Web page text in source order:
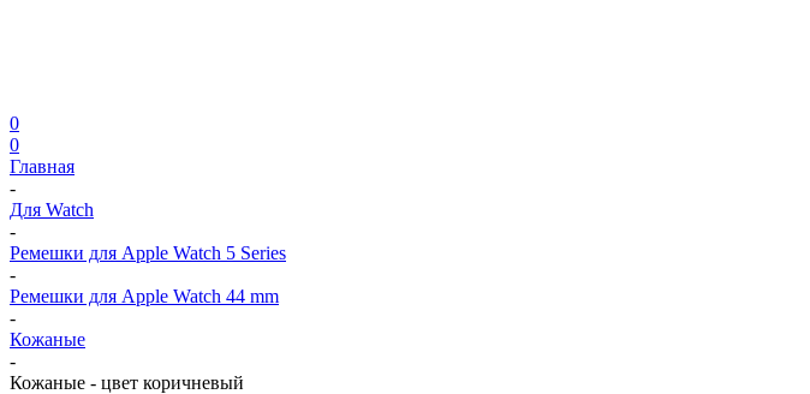
0
0
Главная
-
Для Watch
-
Ремешки для Apple Watch 5 Series
-
Ремешки для Apple Watch 44 mm
-
Кожаные
-
Кожаные - цвет коричневый